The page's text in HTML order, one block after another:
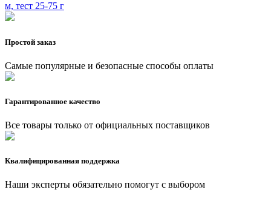
м, тест 25-75 г
Простой заказ
Самые популярные и безопасные способы оплаты
Гарантированное качество
Все товары только от официальных поставщиков
Квалифицированная поддержка
Наши эксперты обязательно помогут с выбором